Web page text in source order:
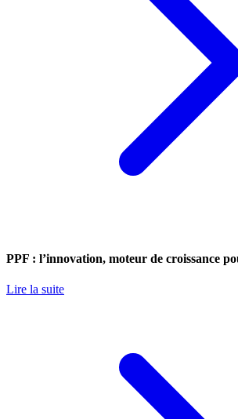
PPF : l’innovation, moteur de croissance
Lire la suite